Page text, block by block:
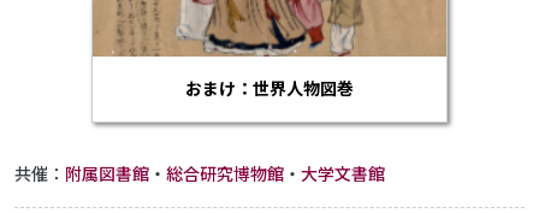
おまけ：世界人物図巻
共催： 附属図書館 ・ 総合研究博物館 ・ 大学文書館